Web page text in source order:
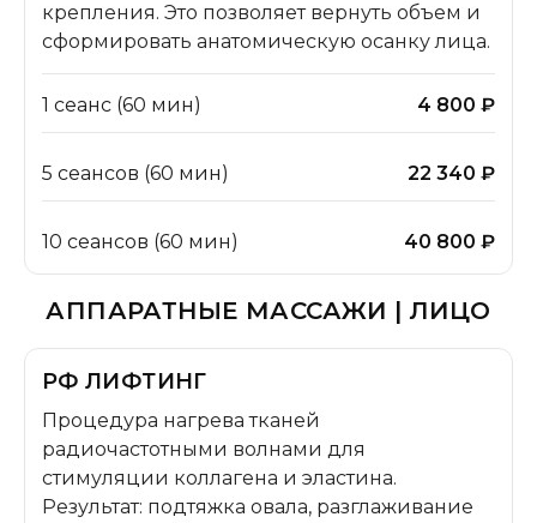
крепления. Это позволяет вернуть объем и
сформировать анатомическую осанку лица.
1 сеанс (60 мин) 4 800 ₽
5 сеансов (60 мин) 22 340 ₽
10 сеансов (60 мин) 40 800 ₽
АППАРАТНЫЕ МАССАЖИ | ЛИЦО
РФ ЛИФТИНГ
Процедура нагрева тканей
радиочастотными волнами для
стимуляции коллагена и эластина.
Результат: подтяжка овала, разглаживание